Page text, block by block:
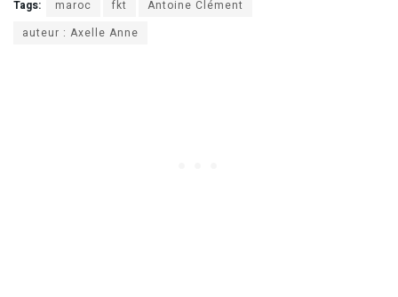
Tags: maroc fkt
Antoine Clément
auteur : Axelle Anne